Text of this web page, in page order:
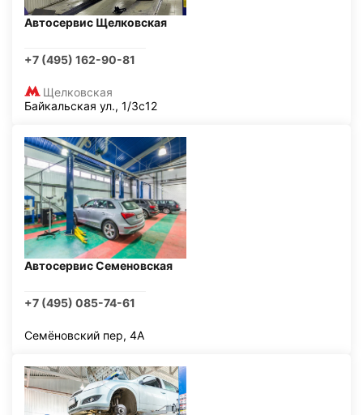
Автосервис Щелковская
+7 (495) 162-90-81
Щелковская
Байкальская ул., 1/3с12
Автосервис Семеновская
+7 (495) 085-74-61
Семёновский пер, 4А